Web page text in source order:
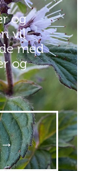
og
vil
med
og
→